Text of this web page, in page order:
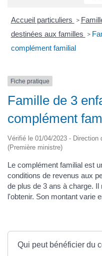
Accueil particuliers >
destinées aux familles >
complément familial
Fiche pratique
Famille de 3
complément
Vérifié le 01/04/2023 -
(Première ministre)
Le complément familial est
conditions de revenus aux
de plus de 3 ans à charge.
l'obtenir. Son montant varie
Qui peut bénéficier du